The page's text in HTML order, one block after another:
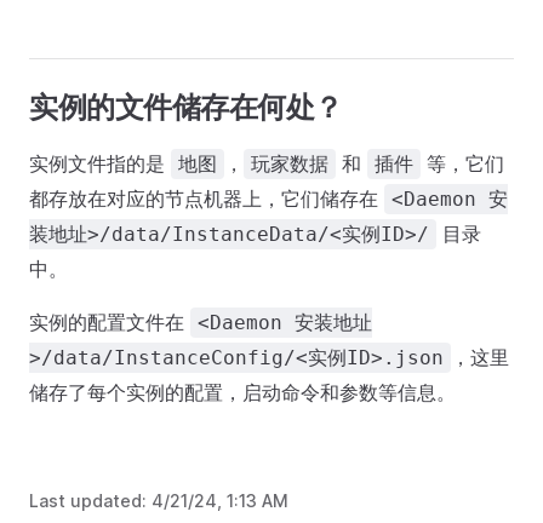
实例的文件储存在何处？
实例文件指的是 地图 ， 玩家数据 和 插件 等，它们
都存放在对应的节点机器上，它们储存在
<Daemon 安
装地址>/data/InstanceData/<实例ID>/
目录
中。
实例的配置文件在
<Daemon 安装地址
>/data/InstanceConfig/<实例ID>.json
，这里
储存了每个实例的配置，启动命令和参数等信息。
Last updated: 4/21/24, 1:13 AM